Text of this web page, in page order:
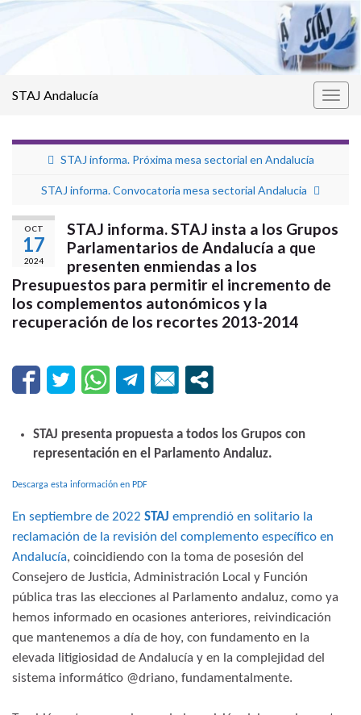
STAJ Andalucía
STAJ informa. Próxima mesa sectorial en Andalucía
STAJ informa. Convocatoria mesa sectorial Andalucia
OCT
17
2024
STAJ informa. STAJ insta a los Grupos
Parlamentarios de Andalucía a que
presenten enmiendas a los
Presupuestos para permitir el incremento de
los complementos autonómicos y la
recuperación de los recortes 2013-2014
STAJ presenta propuesta a todos los Grupos con
representación en el Parlamento Andaluz.
Descarga esta información en PDF
En septiembre de 2022 STAJ emprendió en solitario la
reclamación de la revisión del complemento específico en
Andalucía, coincidiendo con la toma de posesión del
Consejero de Justicia, Administración Local y Función
pública tras las elecciones al Parlamento andaluz, como ya
hemos informado en ocasiones anteriores, reivindicación
que mantenemos a día de hoy, con fundamento en la
elevada litigiosidad de Andalucía y en la complejidad del
sistema informático @driano, fundamentalmente.